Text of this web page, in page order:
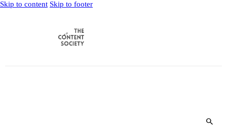
Skip to content Skip to footer